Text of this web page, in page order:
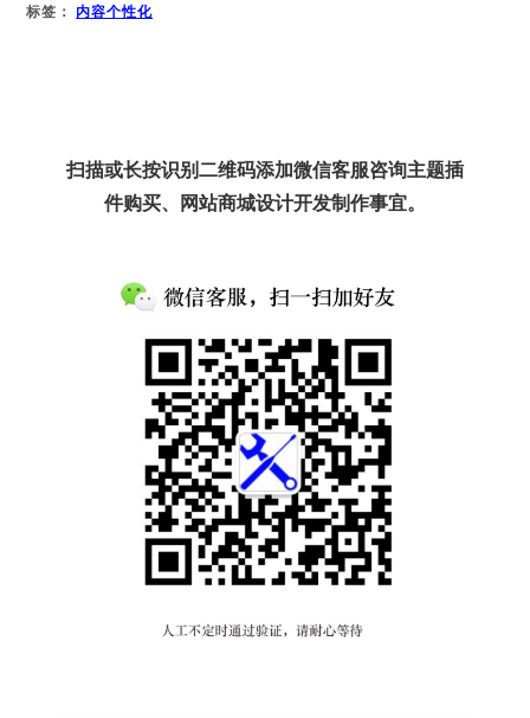
标签： 内容个性化
扫描或长按识别二维码添加微信客服咨询主题插
件购买、网站商城设计开发制作事宜。